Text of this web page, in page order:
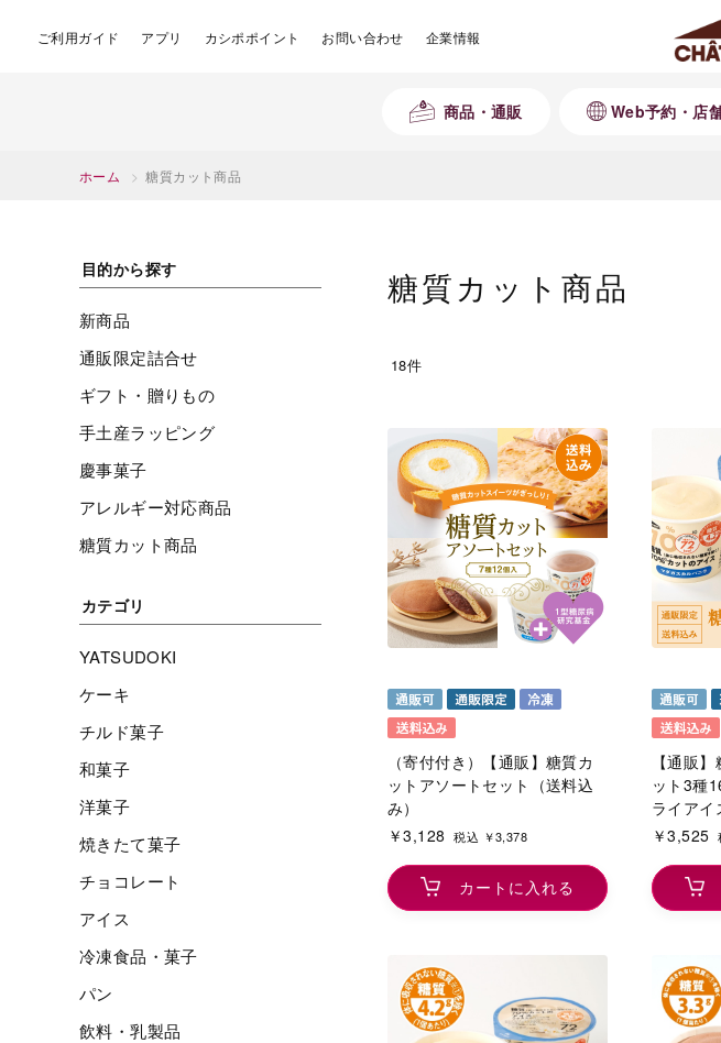
ご利用ガイド アプリ カシポポイント お問い合わせ 企業情報
商品・通販 Web予約・店
ホーム > 糖質カット商品
目的から探す
新商品
通販限定詰合せ
ギフト・贈りもの
手土産ラッピング
慶事菓子
アレルギー対応商品
糖質カット商品
カテゴリ
YATSUDOKI
ケーキ
チルド菓子
和菓子
洋菓子
焼きたて菓子
チョコレート
アイス
冷凍食品・菓子
パン
飲料・乳製品
糖質カット商品
18件
（寄付付き）【通販】糖質カ
ットアソートセット（送料込
み）
￥3,128 税込 ￥3,378
カートに入れる
【通販
ット3種
ライアイ
￥3,525